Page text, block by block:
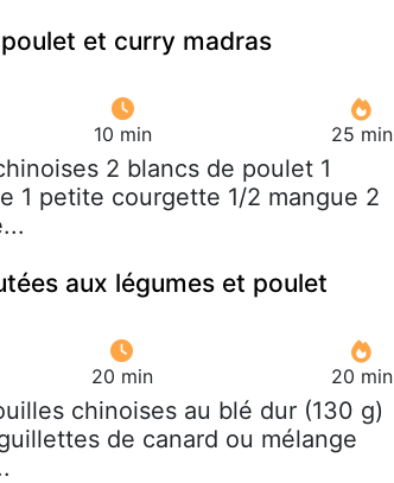
et curry madras
10 min 25 min
2 blancs de poulet 1
1 petite courgette 1/2 mangue 2
aux légumes et poulet
20 min 20 min
chinoises au blé dur (130 g)
de canard ou mélange